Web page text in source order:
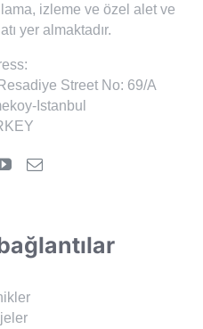
izleme ve özel alet ve
yer almaktadır.
Street No: 69/A
Istanbul